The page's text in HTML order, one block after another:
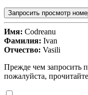
Запросить просмотр
Имя: Codreanu
Фамилия: Ivan
Отчество: Vasili
Прежде чем запросить
пожалуйста, прочитайте